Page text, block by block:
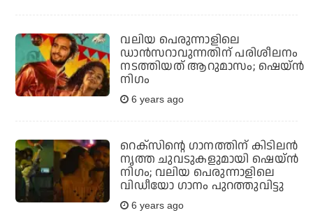
വലിയ പെരുന്നാളിലെ
ഡാന്‍സറാവുന്നതിന് പരിശീലനം
നടത്തിയത് ആറുമാസം; ഷെയ്ന്‍
നിഗം
6 years ago
റെക്‌സിന്റെ ഗാനത്തിന് കിടിലന്‍
നൃത്ത ചുവടുകളുമായി ഷെയ്ന്‍
നിഗം; വലിയ പെരുന്നാളിലെ
വിഡീയോ ഗാനം പുറത്തുവിട്ടു
6 years ago